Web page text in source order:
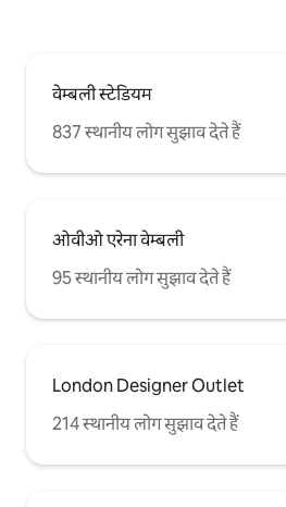
वेम्बली स्टेडियम
837 स्थानीय लोग सुझाव देते हैं
ओवीओ एरेना वेम्बली
95 स्थानीय लोग सुझाव देते हैं
London Designer Outlet
214 स्थानीय लोग सुझाव देते हैं